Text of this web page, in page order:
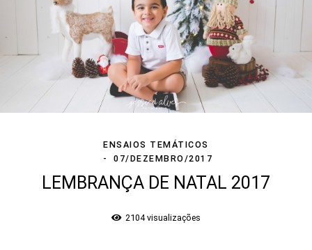
ENSAIOS TEMÁTICOS
07/DEZEMBRO/2017
LEMBRANÇA DE NATAL 2017
2104visualizações